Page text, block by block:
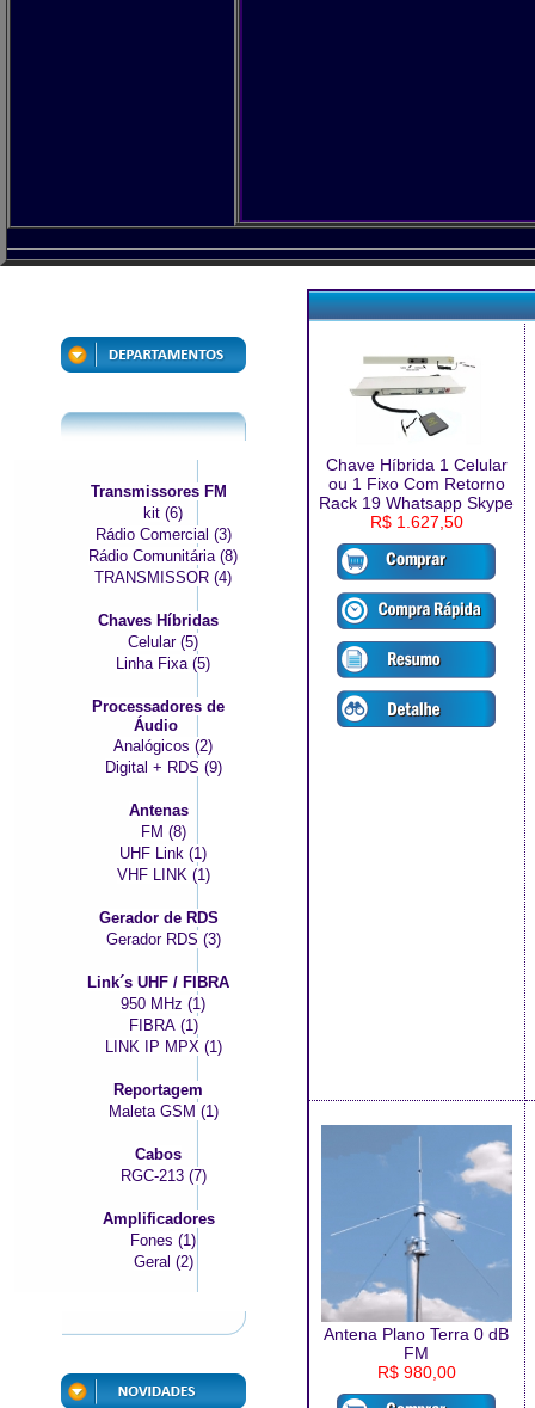
Transmissores FM
kit (6)
Rádio Comercial (3)
Rádio Comunitária (8)
TRANSMISSOR (4)
Chaves Híbridas
Celular (5)
Linha Fixa (5)
Processadores de
Áudio
Analógicos (2)
Digital + RDS (9)
Antenas
FM (8)
UHF Link (1)
VHF LINK (1)
Gerador de RDS
Gerador RDS (3)
Link´s UHF / FIBRA
950 MHz (1)
FIBRA (1)
LINK IP MPX (1)
Reportagem
Maleta GSM (1)
Cabos
RGC-213 (7)
Amplificadores
Fones (1)
Geral (2)
Chave Híbrida 1 Celular
ou 1 Fixo Com Retorno
Rack 19 Whatsapp Skype
R$ 1.627,50
Antena Plano Terra 0 dB
FM
R$ 980,00